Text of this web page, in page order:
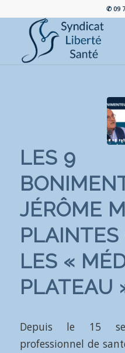
✆ 09
LES 9
JÉRÔME
LES «
PLATEAU
Depuis le 15
professionnel de